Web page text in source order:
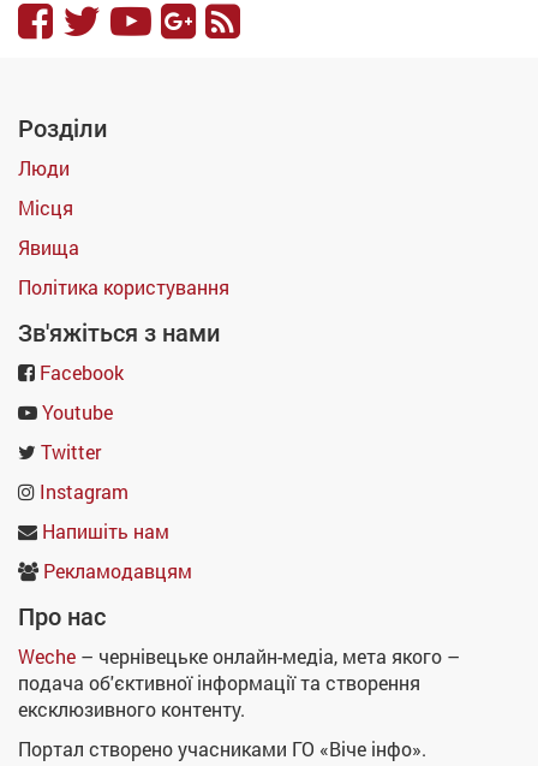
Розділи
Люди
Місця
Явища
Політика користування
Зв'яжіться з нами
Facebook
Youtube
Twitter
Instagram
Напишіть нам
Рекламодавцям
Про нас
Weche – чернівецьке онлайн-медіа, мета якого –
подача об'єктивної інформації та створення
ексклюзивного контенту.
Портал створено учасниками ГО «Віче інфо».